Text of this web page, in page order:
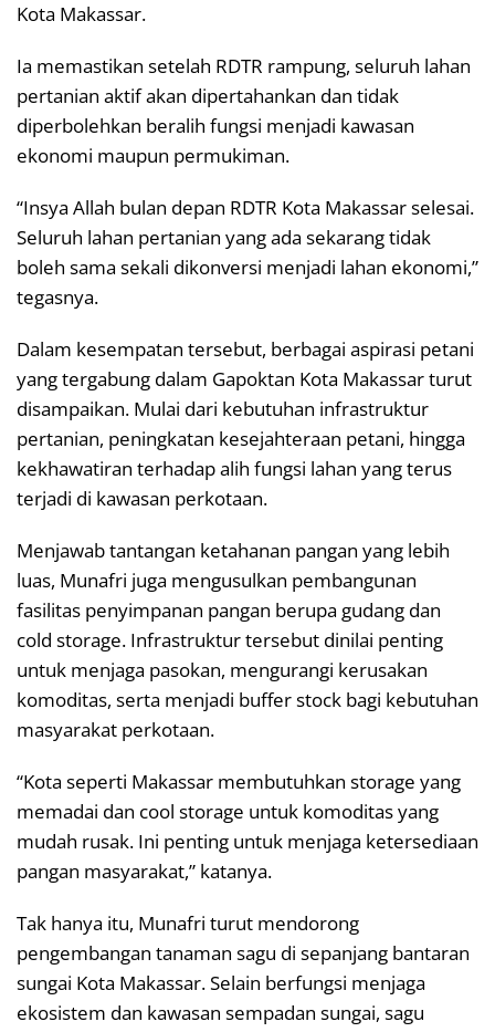
Kota Makassar.
Ia memastikan setelah RDTR rampung, seluruh lahan
pertanian aktif akan dipertahankan dan tidak
diperbolehkan beralih fungsi menjadi kawasan
ekonomi maupun permukiman.
“Insya Allah bulan depan RDTR Kota Makassar selesai.
Seluruh lahan pertanian yang ada sekarang tidak
boleh sama sekali dikonversi menjadi lahan ekonomi,”
tegasnya.
Dalam kesempatan tersebut, berbagai aspirasi petani
yang tergabung dalam Gapoktan Kota Makassar turut
disampaikan. Mulai dari kebutuhan infrastruktur
pertanian, peningkatan kesejahteraan petani, hingga
kekhawatiran terhadap alih fungsi lahan yang terus
terjadi di kawasan perkotaan.
Menjawab tantangan ketahanan pangan yang lebih
luas, Munafri juga mengusulkan pembangunan
fasilitas penyimpanan pangan berupa gudang dan
cold storage. Infrastruktur tersebut dinilai penting
untuk menjaga pasokan, mengurangi kerusakan
komoditas, serta menjadi buffer stock bagi kebutuhan
masyarakat perkotaan.
“Kota seperti Makassar membutuhkan storage yang
memadai dan cool storage untuk komoditas yang
mudah rusak. Ini penting untuk menjaga ketersediaan
pangan masyarakat,” katanya.
Tak hanya itu, Munafri turut mendorong
pengembangan tanaman sagu di sepanjang bantaran
sungai Kota Makassar. Selain berfungsi menjaga
ekosistem dan kawasan sempadan sungai, sagu